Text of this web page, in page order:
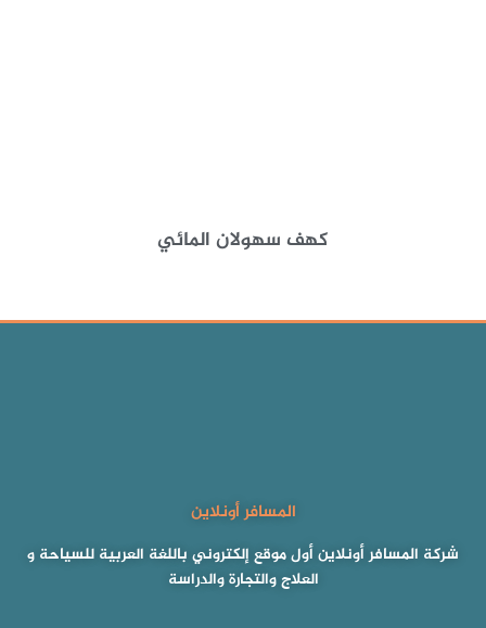
كهف سهولان المائي
المسافر أونلاين
شركة المسافر أونلاين أول موقع إلكتروني باللغة العربية للسياحة و
العلاج والتجارة والدراسة